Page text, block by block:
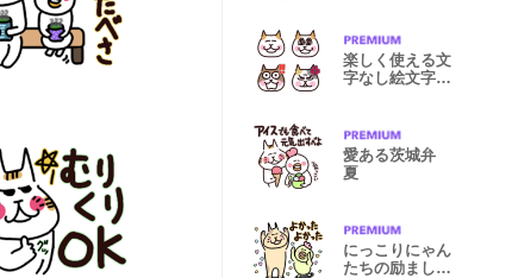
楽しく使える文
字なし絵文字
愛ある茨城弁
夏
にっこりにゃん
たちの励ましや